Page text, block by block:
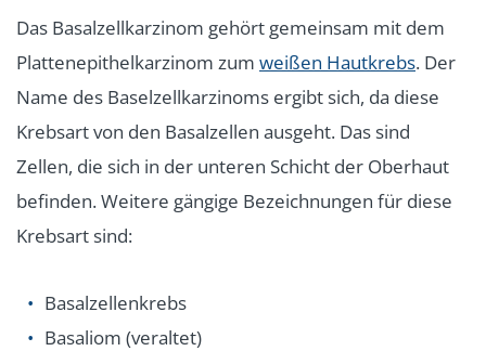
Das Basalzellkarzinom gehört gemeinsam mit dem
Plattenepithelkarzinom zum weißen Hautkrebs. Der
Name des Baselzellkarzinoms ergibt sich, da diese
Krebsart von den Basalzellen ausgeht. Das sind
Zellen, die sich in der unteren Schicht der Oberhaut
befinden. Weitere gängige Bezeichnungen für diese
Krebsart sind:
Basalzellenkrebs
Basaliom (veraltet)